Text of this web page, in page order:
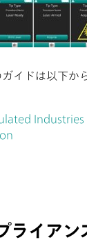
イドは以下か
ライアン